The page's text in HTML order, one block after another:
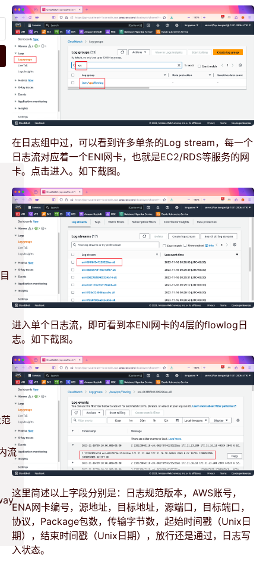
流
在日志组中过，可以看到许多单条的Log stream，每一个
日志流对应着一个ENI网卡，也就是EC2/RDS等服务的网
卡。点击进入。如下截图。
进入单个日志流，即可看到本ENI网卡的4层的flowlog日
志。如下截图。
这里简述以上字段分别是：日志规范版本，AWS账号，
ENA网卡编号，源地址，目标地址，源端口，目标端口，
协议，Package包数，传输字节数，起始时间戳（Unix日
期），结束时间戳（Unix日期），放行还是通过，日志写
入状态。